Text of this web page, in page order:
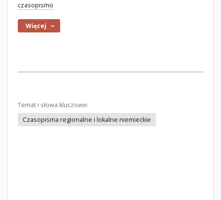
czasopismo
Więcej
Temat i słowa kluczowe:
Czasopisma regionalne i lokalne niemieckie